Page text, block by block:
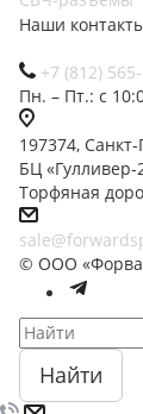
Наши
+7 (812)
Пн. – Пт.: с
197374,
БЦ «Гулливер-
Торфяная
© ООО
Найти